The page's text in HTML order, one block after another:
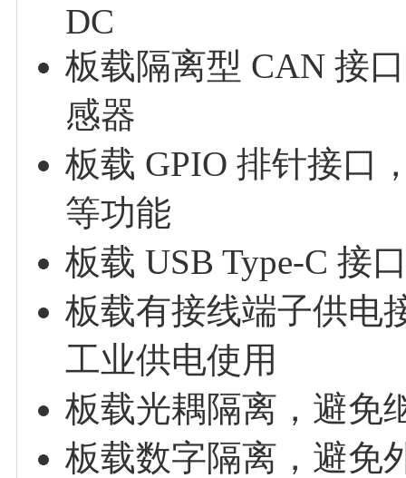
DC
板载隔离型 CAN 接
感器
板载 GPIO 排针接口
等功能
板载 USB Type-C 接
板载有接线端子供电
工业供电使用
板载光耦隔离，避免
板载数字隔离，避免